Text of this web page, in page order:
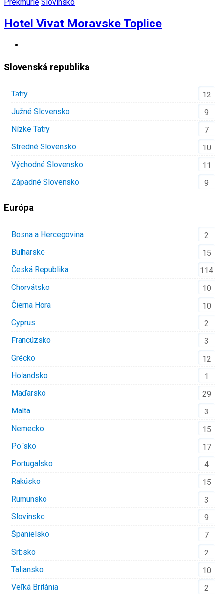
Prekmurie Slovinsko
Hotel Vivat Moravske Toplice
Slovenská republika
Tatry
12
Južné Slovensko
9
Nízke Tatry
7
Stredné Slovensko
10
Východné Slovensko
11
Západné Slovensko
9
Európa
Bosna a Hercegovina
2
Bulharsko
15
Česká Republika
114
Chorvátsko
10
Čierna Hora
10
Cyprus
2
Francúzsko
3
Grécko
12
Holandsko
1
Maďarsko
29
Malta
3
Nemecko
15
Poľsko
17
Portugalsko
4
Rakúsko
15
Rumunsko
3
Slovinsko
9
Španielsko
7
Srbsko
2
Taliansko
10
Veľká Británia
2